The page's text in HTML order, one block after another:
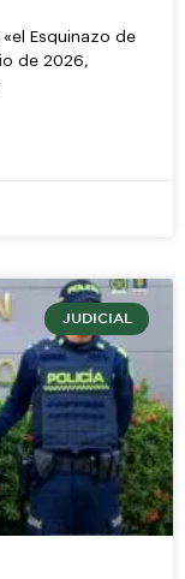
Esquinazo de
de 2026,
JUDICIAL